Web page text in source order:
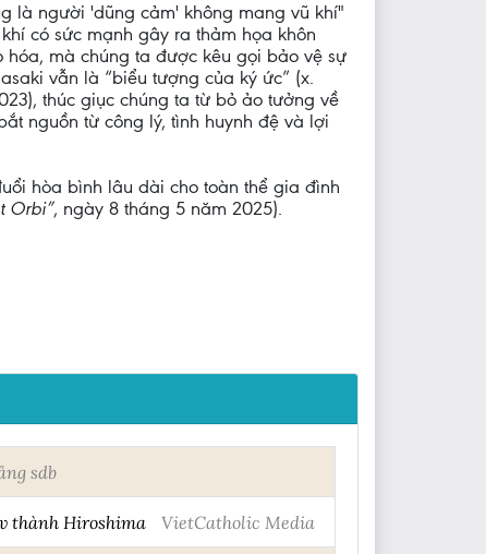
là người 'dũng cảm' không mang vũ khí"
có sức mạnh gây ra thảm họa khôn
mà chúng ta được kêu gọi bảo vệ sự
vẫn là “biểu tượng của ký ức” (x.
thúc giục chúng ta từ bỏ ảo tưởng về
nguồn từ công lý, tình huynh đệ và lợi
hòa bình lâu dài cho toàn thể gia đình
Orbi”, ngày 8 tháng 5 năm 2025).
sdb
thành Hiroshima VietCatholic Media